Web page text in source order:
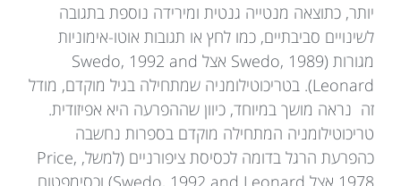
יותר, כתוצאה מנטייה גנטית ומירידה נוספת בתגובה
לשינויים סביבתיים, כמו לחץ או תגובות אוטו-אימוניות
מגורות (Swedo, 1989 אצל Swedo, 1992 and
Leonard). בטריכוטילומניה שמתחילה בגיל מוקדם, מודל
זה נראה מושך במיוחד, כיוון שההפרעה היא אפיזודית.
טריכוטילומניה המתחילה מוקדם בספרות נחשבה
כהפרעת הרגל בדומה לכסיסת ציפורניים (למשל, Price,
1978 אצל Swedo, 1992 and Leonard) וכסימפטום